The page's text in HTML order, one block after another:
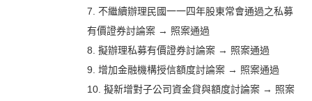
7. 不繼續辦理民國一一四年股東常會通過之私募
有價證券討論案 → 照案通過
8. 擬辦理私募有價證券討論案 → 照案通過
9. 增加金融機構授信額度討論案 → 照案通過
10. 擬新增對子公司資金貸與額度討論案 → 照案